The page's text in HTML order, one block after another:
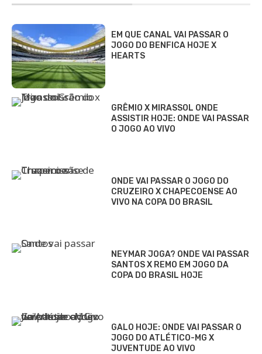
EM QUE CANAL VAI PASSAR O
JOGO DO BENFICA HOJE X
HEARTS
GRÊMIO X MIRASSOL ONDE
ASSISTIR HOJE: ONDE VAI PASSAR
O JOGO AO VIVO
ONDE VAI PASSAR O JOGO DO
CRUZEIRO X CHAPECOENSE AO
VIVO NA COPA DO BRASIL
NEYMAR JOGA? ONDE VAI PASSAR
SANTOS X REMO EM JOGO DA
COPA DO BRASIL HOJE
GALO HOJE: ONDE VAI PASSAR O
JOGO DO ATLÉTICO-MG X
JUVENTUDE AO VIVO